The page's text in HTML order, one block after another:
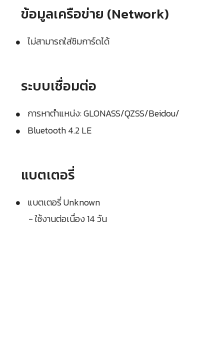
ข้อมูลเครือข่าย (Network)
ไม่สามารถใส่ซิมการ์ดได้
ระบบเชื่อมต่อ
การหาตำแหน่ง: GLONASS/QZSS/Beidou/
Bluetooth 4.2 LE
แบตเตอรี่
แบตเตอรี่ Unknown
- ใช้งานต่อเนื่อง 14 วัน